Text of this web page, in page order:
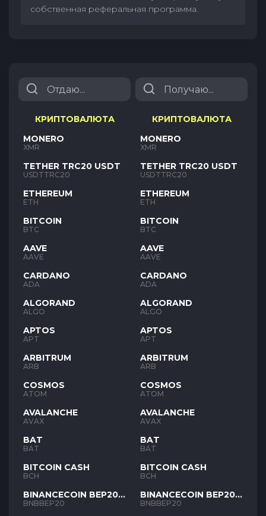
собственная реферальная программа.
КРИПТОВАЛЮТА
MONERO
XMR
TETHER TRC20 USDT
USDTTRC20
ETHEREUM
ETH
BITCOIN
BTC
AAVE
AAVE
CARDANO
ADA
ALGORAND
ALGO
APTOS
APT
ARBITRUM
ARB
COSMOS
ATOM
AVALANCHE
AVAX
BAT
BAT
BITCOIN CASH
BCH
BINANCECOIN BEP20
BNB
BNBBEP20
КРИПТОВАЛЮТА
MONERO
XMR
TETHER TRC20 USDT
USDTTRC20
ETHEREUM
ETH
BITCOIN
BTC
AAVE
AAVE
CARDANO
ADA
ALGORAND
ALGO
APTOS
APT
ARBITRUM
ARB
COSMOS
ATOM
AVALANCHE
AVAX
BAT
BAT
BITCOIN CASH
BCH
BINANCECOIN BEP20
BNB
BNBBEP20